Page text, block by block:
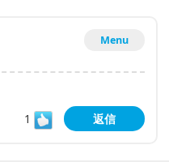
Menu
1
返信